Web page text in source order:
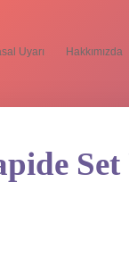
Uyarı Hakkımızda